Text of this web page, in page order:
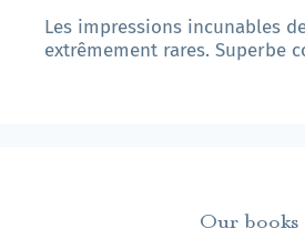
Les impressions incunables
extrêmement rares. Superbe
Our books